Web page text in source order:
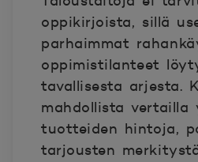
oppikirjoista, sillä
parhaimmat
oppimistilanteet
tavallisesta arjesta.
mahdollista vertailla
tuotteiden hintoja,
tarjousten